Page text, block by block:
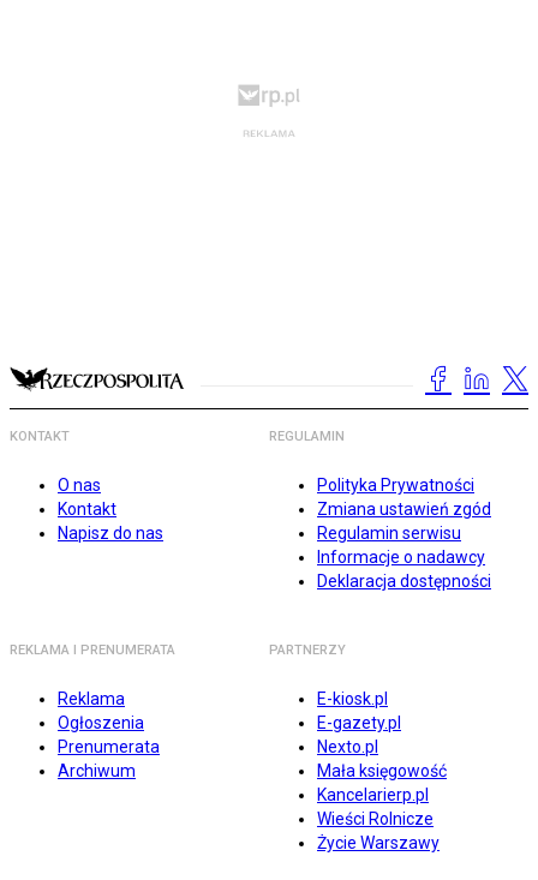
KONTAKT
O nas
Kontakt
Napisz do nas
REGULAMIN
Polityka Prywatności
Zmiana ustawień zgód
Regulamin serwisu
Informacje o nadawcy
Deklaracja dostępności
REKLAMA I PRENUMERATA
Reklama
Ogłoszenia
Prenumerata
Archiwum
PARTNERZY
E-kiosk.pl
E-gazety.pl
Nexto.pl
Mała księgowość
Kancelarierp.pl
Wieści Rolnicze
Życie Warszawy